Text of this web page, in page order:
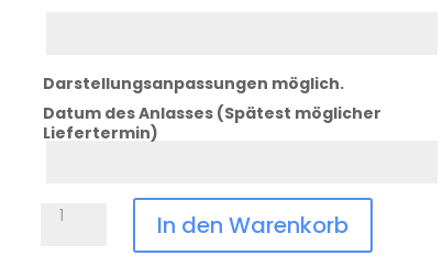
Darstellungsanpassungen möglich.
Datum des Anlasses (Spätest möglicher
Liefertermin)
Medaille
In den Warenkorb